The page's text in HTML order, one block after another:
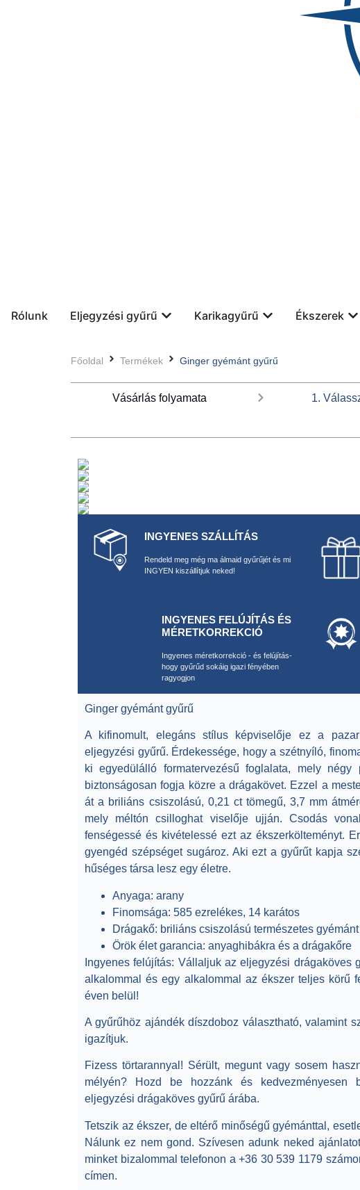
Rólunk Eljegyzési gyűrű Karikagyűrű Ékszerek
Főoldal Termékek Ginger gyémánt gyűrű
Vásárlás folyamata 1.
INGYENES SZÁLLÍTÁS
Rendeld meg még ma álmaid gyűrűjét és mi
INGYEN kiszállítjuk neked!
INGYENES FELÚJÍTÁS ÉS
MÉRETKORREKCIÓ
Ingyenes méretkorrekció - és felújítás-
hogy gyűrűd sokáig igazi fényében
ragyogjon
Ginger gyémánt gyűrű
A kifinomult, elegáns stílus képviselője ez a pazar
eljegyzési gyűrű. Érdekessége, hogy a szétnyíló,
ki egyedülálló formatervezésű foglalata, mely négy
biztonságosan fogja közre a drágakövet. Ezzel a
át a briliáns csiszolású, 0,21 ct tömegű, 3,7 mm
mely méltón csilloghat viselője ujján. Csodás
fenségessé és kivételessé ezt az ékszerkölteményt.
gyengéd szépséget sugároz. Aki ezt a gyűrűt kapja
hűséges társa lesz egy életre.
Anyaga: arany
Finomsága: 585 ezrelékes, 14 karátos
Drágakő: briliáns csiszolású természetes gyémánt
Örök élet garancia: anyaghibákra és a drágakőre
Ingyenes felújítás: Vállaljuk az eljegyzési drágaköves
alkalommal és egy alkalommal az ékszer teljes körű
éven belül!
A gyűrűhöz ajándék díszdoboz választható, valamint
igazítjuk.
Fizess törtarannyal! Sérült, megunt vagy sosem
mélyén? Hozd be hozzánk és kedvezményesen
eljegyzési drágaköves gyűrű árába.
Tetszik az ékszer, de eltérő minőségű gyémánttal,
Nálunk ez nem gond. Szívesen adunk neked
minket bizalommal telefonon a +36 30 539 1179
címen.